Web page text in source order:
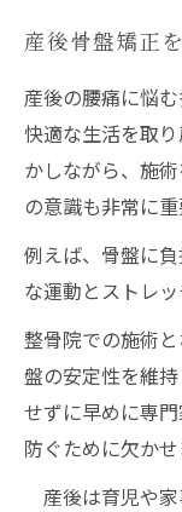
産後骨盤矯正
産後の腰痛に悩
快適な生活を取
かしながら、施
の意識も非常に重
例えば、骨盤に
な運動とストレ
整骨院での施術
盤の安定性を維
せずに早めに専
防ぐために欠かせ
産後は育児や